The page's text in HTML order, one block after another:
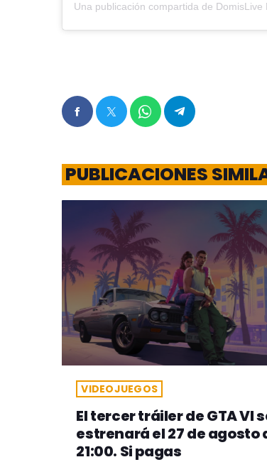
Una publicación compartida de DomisLive
PUBLICACIONES
VIDEOJUEGOS
El tercer tráiler de GTA VI
estrenará el 27 de agosto
21:00. Si pagas